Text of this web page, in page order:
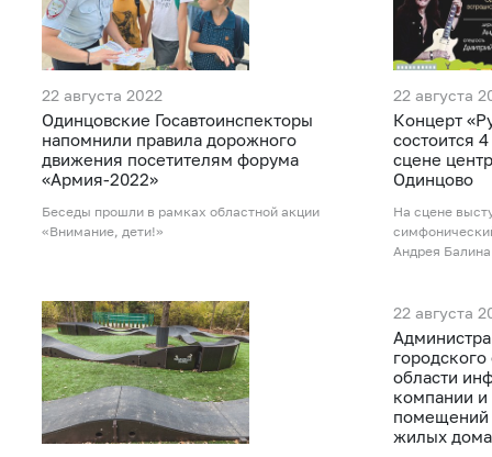
22 августа 2022
Одинцовские Госавтоинспекторы
напомнили правила дорожного
движения посетителям форума
«Армия-2022»
Беседы прошли в рамках областной акции
«Внимание, дети!»
22 августа
Концерт
состоится
сцене
Одинцово
На сцене
Андрея Балина
22 августа
области
компании
помещений
жилых